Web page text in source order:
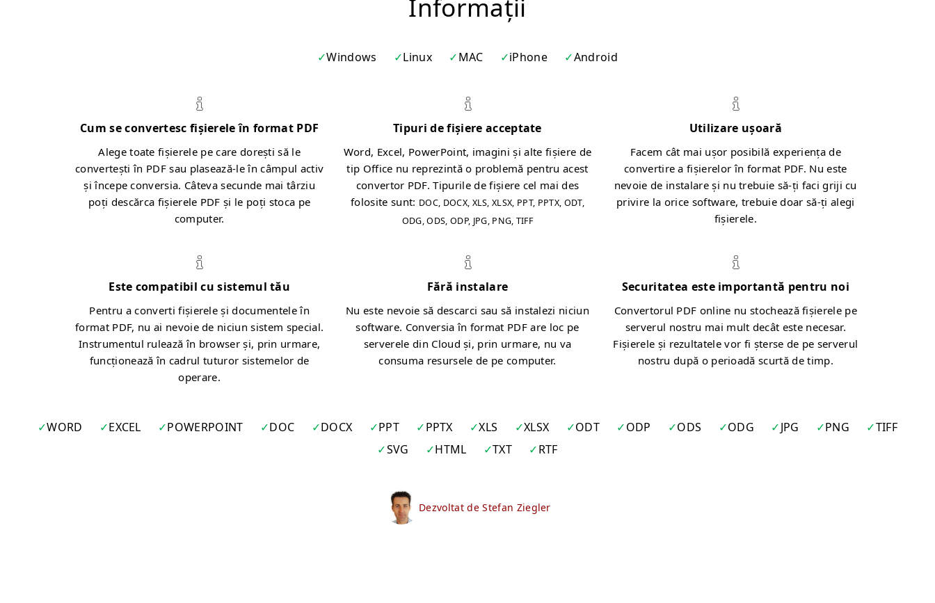
Informații
Windows Linux MAC iPhone Android
Cum se convertesc fișierele în format PDF
Alege toate fișierele pe care dorești să le
convertești în PDF sau plasează-le în câmpul activ
și începe conversia. Câteva secunde mai târziu
poți descărca fișierele PDF și le poți stoca pe
computer.
Tipuri de fișiere acceptate
Word, Excel, PowerPoint, imagini și alte fișiere de
tip Office nu reprezintă o problemă pentru acest
convertor PDF. Tipurile de fișiere cel mai des
folosite sunt: DOC, DOCX, XLS, XLSX, PPT, PPTX, ODT,
ODG, ODS, ODP, JPG, PNG, TIFF
Utilizare ușoară
Facem cât mai ușor posibilă experiența de
convertire a fișierelor în format PDF. Nu este
nevoie de instalare și nu trebuie să-ți faci griji cu
privire la orice software, trebuie doar să-ți alegi
fișierele.
Este compatibil cu sistemul tău
Pentru a converti fișierele și documentele în
format PDF, nu ai nevoie de niciun sistem special.
Instrumentul rulează în browser și, prin urmare,
funcționează în cadrul tuturor sistemelor de
operare.
Fără instalare
Nu este nevoie să descarci sau să instalezi niciun
software. Conversia în format PDF are loc pe
serverele din Cloud și, prin urmare, nu va
consuma resursele de pe computer.
Securitatea este importantă pentru noi
Convertorul PDF online nu stochează fișierele pe
serverul nostru mai mult decât este necesar.
Fișierele și rezultatele vor fi șterse de pe serverul
nostru după o perioadă scurtă de timp.
WORD EXCEL POWERPOINT DOC DOCX PPT PPTX XLS XLSX ODT ODP ODS ODG JPG PNG
TIFF
SVG
HTML TXT RTF
Dezvoltat de Stefan Ziegler